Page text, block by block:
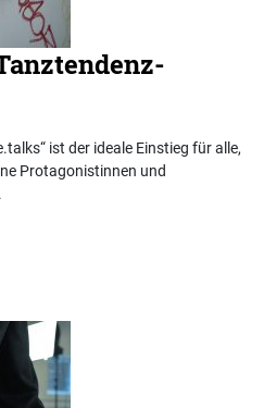
ist der ideale Einstieg für alle,
Protagonistinnen und